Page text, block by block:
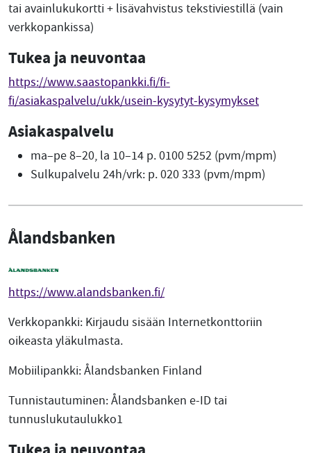
tai avainlukukortti + lisävahvistus tekstiviestillä (vain
verkkopankissa)
Tukea ja neuvontaa
https://www.saastopankki.fi/fi-
fi/asiakaspalvelu/ukk/usein-kysytyt-kysymykset
Asiakaspalvelu
ma–pe 8–20, la 10–14 p. 0100 5252 (pvm/mpm)
Sulkupalvelu 24h/vrk: p. 020 333 (pvm/mpm)
Ålandsbanken
https://www.alandsbanken.fi/
Verkkopankki: Kirjaudu sisään Internetkonttoriin
oikeasta yläkulmasta.
Mobiilipankki: Ålandsbanken Finland
Tunnistautuminen: Ålandsbanken e-ID tai
tunnuslukutaulukko1